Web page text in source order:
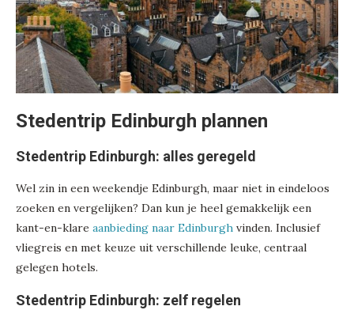
Stedentrip Edinburgh plannen
Stedentrip Edinburgh: alles geregeld
Wel zin in een weekendje Edinburgh, maar niet in eindeloos
zoeken en vergelijken? Dan kun je heel gemakkelijk een
kant-en-klare aanbieding naar Edinburgh vinden. Inclusief
vliegreis en met keuze uit verschillende leuke, centraal
gelegen hotels.
Stedentrip Edinburgh: zelf regelen